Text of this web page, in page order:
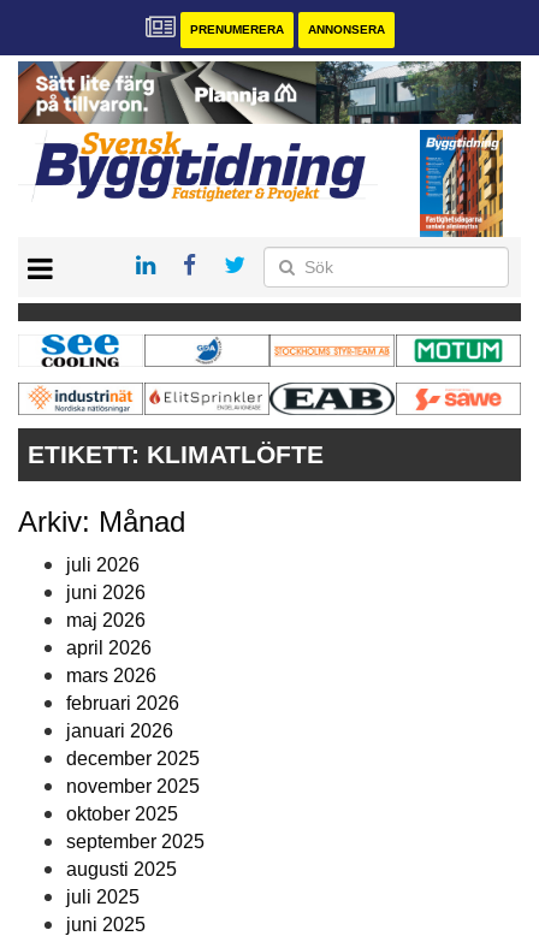
PRENUMERERA ANNONSERA
PRENUMERERA
VÅRA ANDRA MAGASIN
ANNONSERA
KONTAKT
ETIKETT: KLIMATLÖFTE
Arkiv: Månad
juli 2026
juni 2026
maj 2026
april 2026
mars 2026
februari 2026
januari 2026
december 2025
november 2025
oktober 2025
september 2025
augusti 2025
juli 2025
juni 2025